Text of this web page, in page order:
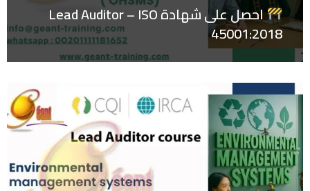
احصل على شهادة Lead Auditor – ISO
45001:2018